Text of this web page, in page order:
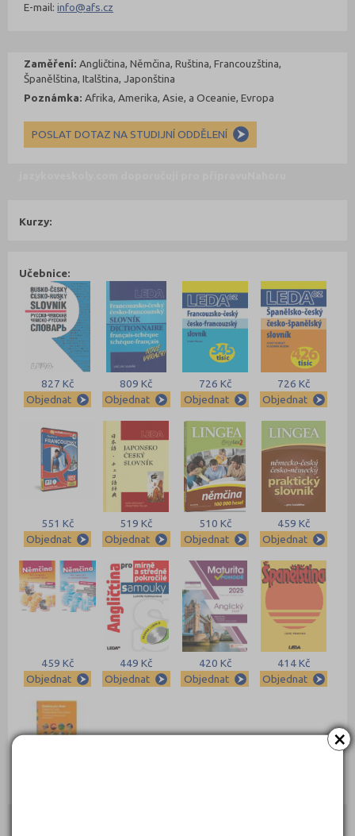
×
E-mail:info@afs.cz
Zaměření: Angličtina, Němčina, Ruština, Francouzština,
Španělština, Italština, Japonština
Poznámka: Afrika, Amerika, Asie, a Oceanie, Evropa
POSLAT DOTAZ NA STUDIJNÍ ODDĚLENÍ
Kurzy:
Učebnice:
827 Kč
Objednat
809 Kč
Objednat
726 Kč
Objednat
726 Kč
Objednat
551 Kč
Objednat
519 Kč
Objednat
510 Kč
Objednat
459 Kč
Objednat
459 Kč
Objednat
449 Kč
Objednat
420 Kč
Objednat
414 Kč
Objednat